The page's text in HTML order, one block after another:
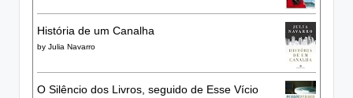
História de um Canalha
by Julia Navarro
O Silêncio dos Livros, seguido de Esse Vício